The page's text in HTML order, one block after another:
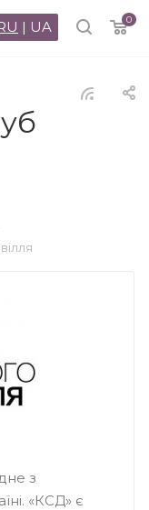
0
| UA
з
«КСД» є